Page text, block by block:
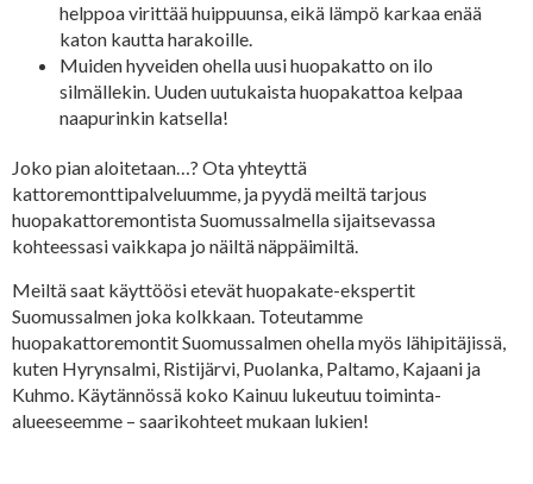
helppoa virittää huippuunsa, eikä lämpö karkaa enää
katon kautta harakoille.
Muiden hyveiden ohella uusi huopakatto on ilo
silmällekin. Uuden uutukaista huopakattoa kelpaa
naapurinkin katsella!
Joko pian aloitetaan…? Ota yhteyttä
kattoremonttipalveluumme, ja pyydä meiltä tarjous
huopakattoremontista Suomussalmella sijaitsevassa
kohteessasi vaikkapa jo näiltä näppäimiltä.
Meiltä saat käyttöösi etevät huopakate-ekspertit
Suomussalmen joka kolkkaan. Toteutamme
huopakattoremontit Suomussalmen ohella myös lähipitäjissä,
kuten Hyrynsalmi, Ristijärvi, Puolanka, Paltamo, Kajaani ja
Kuhmo. Käytännössä koko Kainuu lukeutuu toiminta-
alueeseemme – saarikohteet mukaan lukien!